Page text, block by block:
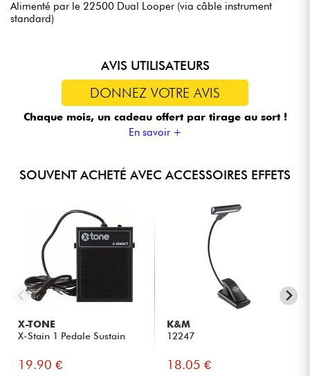
Alimenté par le 22500 Dual Looper (via câble instrument
standard)
AVIS UTILISATEURS
DONNEZ VOTRE AVIS
Chaque mois, un cadeau offert par tirage au sort !
En savoir +
SOUVENT ACHETÉ AVEC ACCESSOIRES EFFETS
X-TONE
X-Stain 1 Pedale Sustain
19.90 €
K&M
12247
18.05 €